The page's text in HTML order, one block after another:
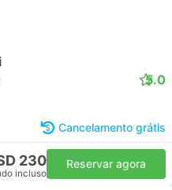
5.0
Cancelamento grátis
230
incluso
Reservar agora